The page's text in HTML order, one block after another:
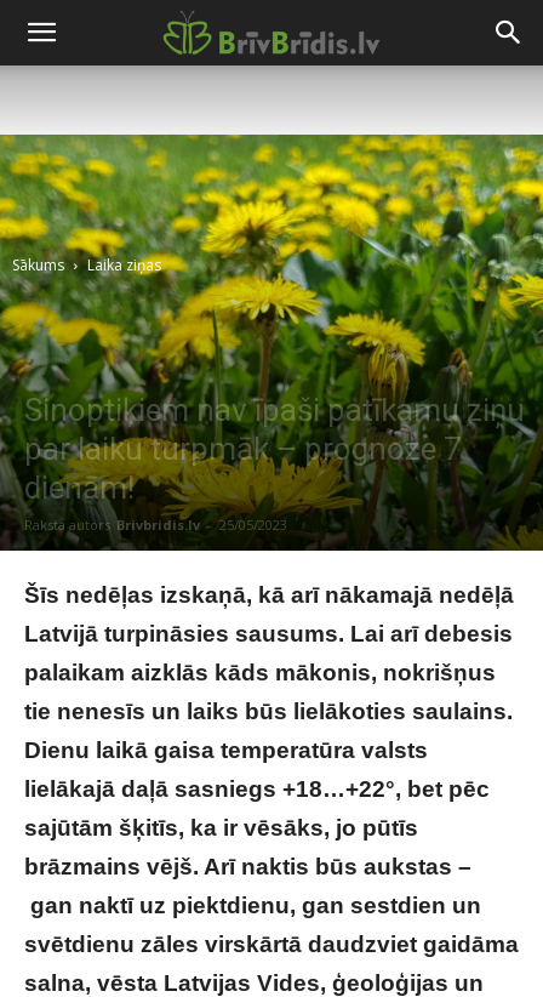
Sākums Laika ziņas
Sinoptiķiem nav īpaši patīkamu ziņu
par laiku turpmāk – prognoze 7
dienām!
Raksta autors Brivbridis.lv - 25/05/2023
Šīs nedēļas izskaņā, kā arī nākamajā nedēļā
Latvijā turpināsies sausums. Lai arī debesis
palaikam aizklās kāds mākonis, nokrišņus
tie nenesīs un laiks būs lielākoties saulains.
Dienu laikā gaisa temperatūra valsts
lielākajā daļā sasniegs +18…+22°, bet pēc
sajūtām šķitīs, ka ir vēsāks, jo pūtīs
brāzmains vējš. Arī naktis būs aukstas –
gan naktī uz piektdienu, gan sestdien un
svētdienu zāles virskārtā daudzviet gaidāma
salna, vēsta Latvijas Vides, ģeoloģijas un